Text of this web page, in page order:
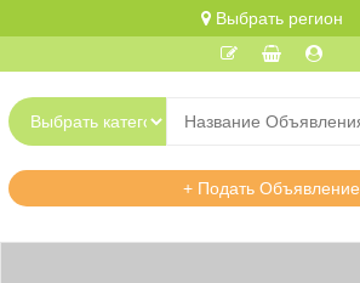
Выбрать регион
+ Подать Объявление